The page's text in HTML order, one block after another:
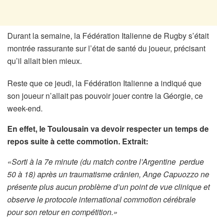
Durant la semaine, la Fédération Italienne de Rugby s’était
montrée rassurante sur l’état de santé du joueur, précisant
qu’il allait bien mieux.
Reste que ce jeudi, la Fédération Italienne a indiqué que
son joueur n’allait pas pouvoir jouer contre la Géorgie, ce
week-end.
En effet, le Toulousain va devoir respecter un temps de
repos suite à cette commotion. Extrait:
«Sorti à la 7e minute (du match contre l’Argentine perdue
50 à 18) après un traumatisme crânien, Ange Capuozzo ne
présente plus aucun problème d’un point de vue clinique et
observe le protocole international commotion cérébrale
pour son retour en compétition.»